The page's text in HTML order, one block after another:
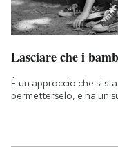
Lasciare che i
È un approccio che si
permetterselo, e ha un